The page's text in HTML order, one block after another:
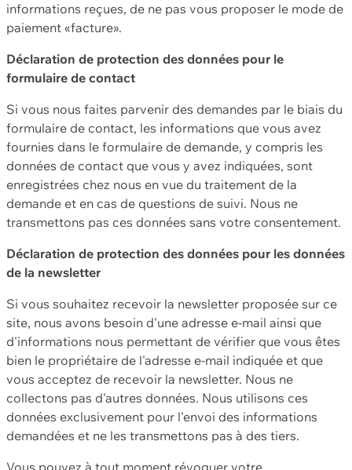
informations reçues, de ne pas vous proposer le mode de
paiement «facture».
Déclaration de protection des données pour le
formulaire de contact
Si vous nous faites parvenir des demandes par le biais du
formulaire de contact, les informations que vous avez
fournies dans le formulaire de demande, y compris les
données de contact que vous y avez indiquées, sont
enregistrées chez nous en vue du traitement de la
demande et en cas de questions de suivi. Nous ne
transmettons pas ces données sans votre consentement.
Déclaration de protection des données pour les données
de la newsletter
Si vous souhaitez recevoir la newsletter proposée sur ce
site, nous avons besoin d'une adresse e-mail ainsi que
d'informations nous permettant de vérifier que vous êtes
bien le propriétaire de l'adresse e-mail indiquée et que
vous acceptez de recevoir la newsletter. Nous ne
collectons pas d'autres données. Nous utilisons ces
données exclusivement pour l'envoi des informations
demandées et ne les transmettons pas à des tiers.